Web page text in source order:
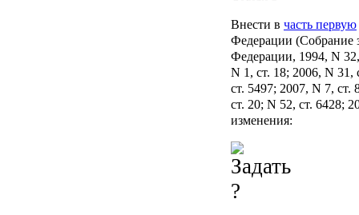
Внести в часть первую
Федерации (Собрание
Федерации, 1994, N
N 1, ст. 18; 2006, N 31,
ст. 5497; 2007, N 7, ст.
ст. 20; N 52, ст. 6428;
изменения: